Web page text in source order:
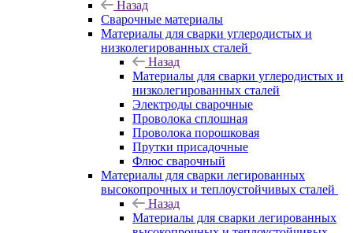
Назад
Сварочные материалы
Материалы для сварки углеродистых и
низколегированных сталей
Назад
Материалы для сварки углеродистых и
низколегированных сталей
Электроды сварочные
Проволока сплошная
Проволока порошковая
Прутки присадочные
Флюс сварочный
Материалы для сварки легированных
высокопрочных и теплоустойчивых сталей
Назад
Материалы для сварки легированных